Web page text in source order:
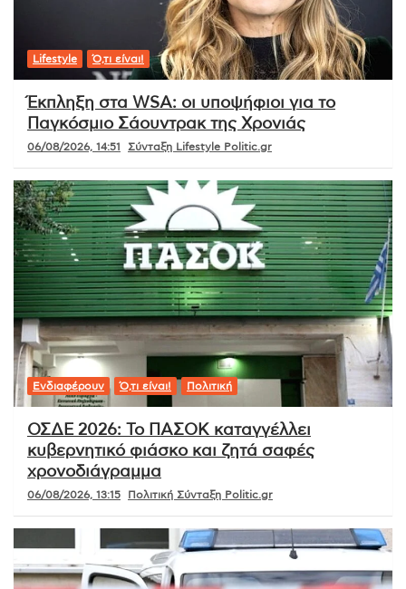
Lifestyle Ό,τι είναι!
Έκπληξη στα WSA: οι υποψήφιοι για το
Παγκόσμιο Σάουντρακ της Χρονιάς
06/08/2026, 14:51 Σύνταξη Lifestyle Politic.gr
Ενδιαφέρουν Ό,τι είναι! Πολιτική
ΟΣΔΕ 2026: Το ΠΑΣΟΚ καταγγέλλει
κυβερνητικό φιάσκο και ζητά σαφές
χρονοδιάγραμμα
06/08/2026, 13:15 Πολιτική Σύνταξη Politic.gr